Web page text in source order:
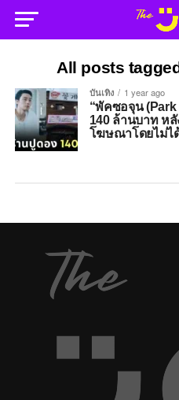
All posts
บันเทิง 1 year ago
“พัคซอจุน (Park
140 ล้านบาท ห
โฆษณาโดยไม่ไ